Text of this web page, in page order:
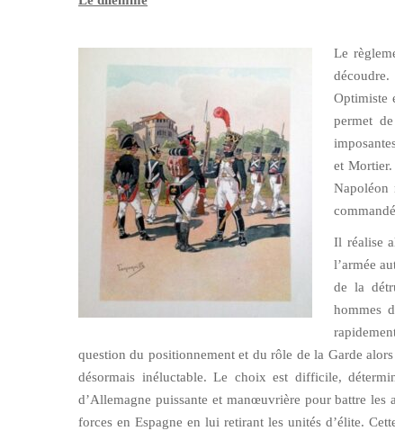
Le
Optimiste
permet
et
Napoléon
Il réalise
l’armée
de la
hommes
question du positionnement et du rôle de la Garde
désormais inéluctable. Le choix est difficile,
d’Allemagne puissante et manœuvrière pour battre
forces en Espagne en lui retirant les unités d’élite.